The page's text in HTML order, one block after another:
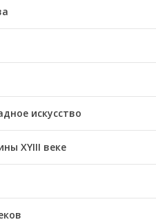
искусство
ХҮІІІ веке